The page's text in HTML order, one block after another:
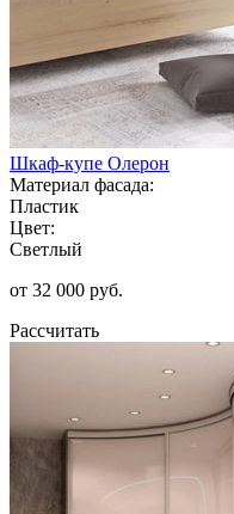
Шкаф-купе Олерон
Материал фасада:
Пластик
Цвет:
Светлый
от 32 000 руб.
Рассчитать